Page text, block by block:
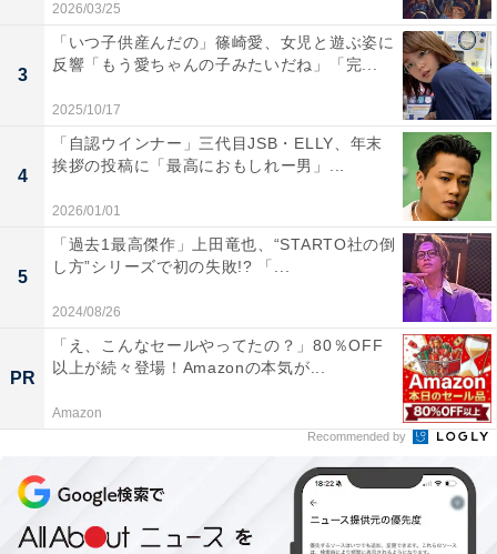
2026/03/25
3
「いつ子供産んだの」篠崎愛、女児と遊ぶ姿に
反響「もう愛ちゃんの子みたいだね」「完...
2025/10/17
4
「自認ウインナー」三代目JSB・ELLY、年末
挨拶の投稿に「最高におもしれー男」...
2026/01/01
5
「過去1最高傑作」上田竜也、“STARTO社の倒
し方”シリーズで初の失敗!? 「...
2024/08/26
PR
「え、こんなセールやってたの？」80％OFF
以上が続々登場！Amazonの本気が...
Amazon
Recommended by